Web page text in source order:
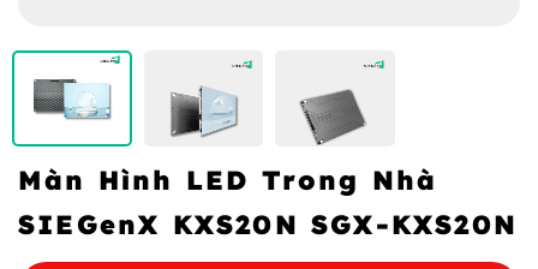
Màn Hình LED Trong Nhà
SIEGenX KXS20N SGX-KXS20N